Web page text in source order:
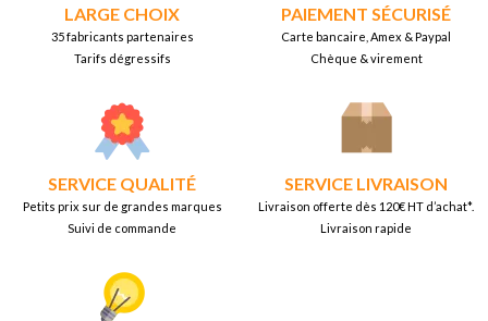
LARGE CHOIX
35 fabricants partenaires
Tarifs dégressifs
PAIEMENT SÉCURISÉ
Carte bancaire, Amex & Paypal
Chèque & virement
SERVICE QUALITÉ
Petits prix sur de grandes marques
Suivi de commande
SERVICE LIVRAISON
Livraison offerte dès 120€ HT d’achat*.
Livraison rapide